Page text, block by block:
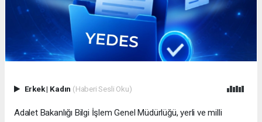
Erkek| Kadın (Haberi Sesli Oku)
Adalet Bakanlığı Bilgi İşlem Genel Müdürlüğü, yerli ve milli